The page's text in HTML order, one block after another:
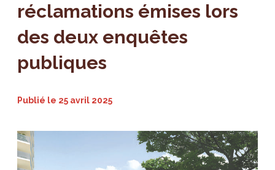
réclamations émises lors
des deux enquêtes
publiques
Publié le 25 avril 2025